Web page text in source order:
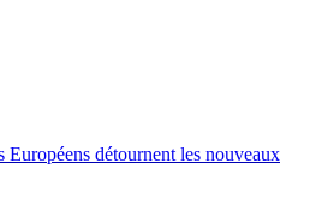
Européens détournent les nouveaux